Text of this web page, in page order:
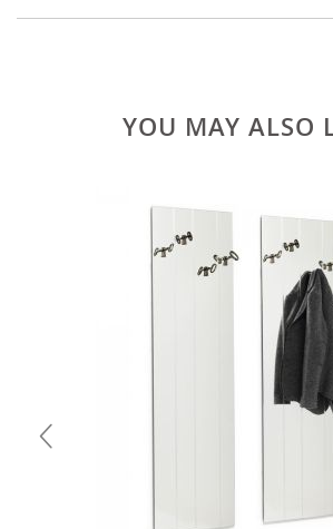
YOU MAY ALSO